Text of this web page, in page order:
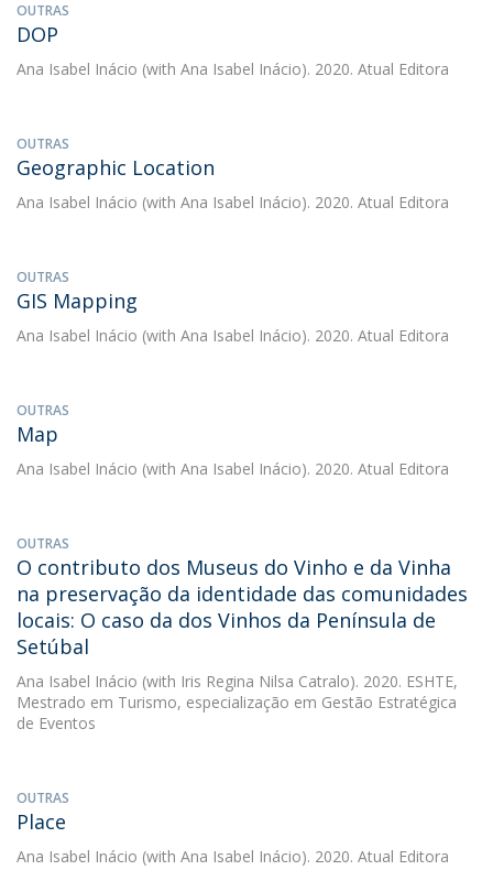
OUTRAS
DOP
Ana Isabel Inácio (with Ana Isabel Inácio). 2020. Atual Editora
OUTRAS
Geographic Location
Ana Isabel Inácio (with Ana Isabel Inácio). 2020. Atual Editora
OUTRAS
GIS Mapping
Ana Isabel Inácio (with Ana Isabel Inácio). 2020. Atual Editora
OUTRAS
Map
Ana Isabel Inácio (with Ana Isabel Inácio). 2020. Atual Editora
OUTRAS
O contributo dos Museus do Vinho e da Vinha
na preservação da identidade das comunidades
locais: O caso da dos Vinhos da Península de
Setúbal
Ana Isabel Inácio (with Iris Regina Nilsa Catralo). 2020. ESHTE,
Mestrado em Turismo, especialização em Gestão Estratégica
de Eventos
OUTRAS
Place
Ana Isabel Inácio (with Ana Isabel Inácio). 2020. Atual Editora